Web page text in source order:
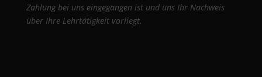
Zahlung bei uns eingegangen ist und uns Ihr Nachweis
über Ihre Lehrtätigkeit vorliegt.